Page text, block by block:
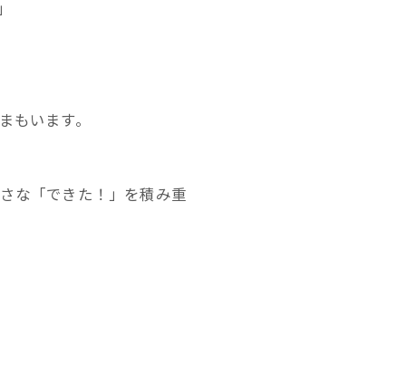
もいます。
な「できた！」を積み重